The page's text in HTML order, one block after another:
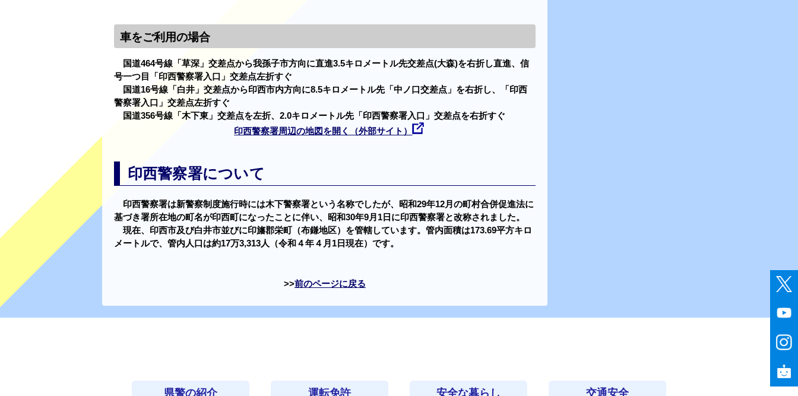
車をご利用の場合
国道464号線「草深」交差点から我孫子市方向に直進3.5キロメートル先交差点(大森)を右折し直進、信
号一つ目「印西警察署入口」交差点左折すぐ
国道16号線「白井」交差点から印西市内方向に8.5キロメートル先「中ノ口交差点」を右折し、「印西
警察署入口」交差点左折すぐ
国道356号線「木下東」交差点を左折、2.0キロメートル先「印西警察署入口」交差点を右折すぐ
印西警察署周辺の地図を開く（外部サイト）
印西警察署について
印西警察署は新警察制度施行時には木下警察署という名称でしたが、昭和29年12月の町村合併促進法に
基づき署所在地の町名が印西町になったことに伴い、昭和30年9月1日に印西警察署と改称されました。
現在、印西市及び白井市並びに印旛郡栄町（布鎌地区）を管轄しています。管内面積は173.69平方キロ
メートルで、管内人口は約17万3,313人（令和４年４月1日現在）です。
前のページに戻る
県警の紹介 運転免許 安全な暮らし 交通安全